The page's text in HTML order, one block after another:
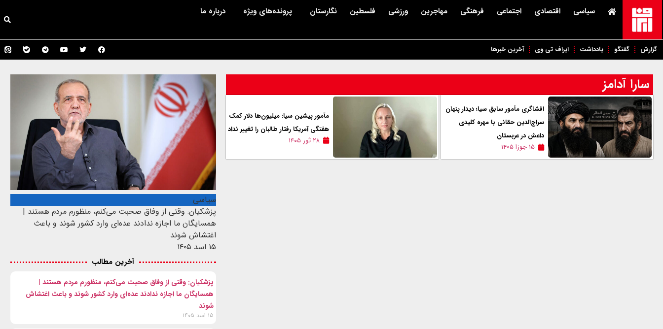
سیاسی اقتصادی اجتماعی فرهنگی مهاجرین ورزشی فلسطین نگارستان پرونده‌های ویژه درباره ما
گزارش گفتگو یادداشت ایراف تی وی آخرین خبرها
سارا آدامز
افشاگری مأمور سابق سیا؛ دیدار پنهان
سراج‌الدین حقانی با مهره کلیدی
داعش در عربستان
۱۵ جوزا ۱۴۰۵
مأمور پیشین سیا: میلیون‌ها دلار کمک
هفتگی آمریکا رفتار طالبان را تغییر نداد
۲۸ ثور ۱۴۰۵
سیاسی
پزشکیان: وقتی از وفاق صحبت می‌کنم، منظورم مردم هستند |
همسایگان ما اجازه ندادند عده‌ای وارد کشور شوند و باعث
اغتشاش شوند
۱۵ اسد ۱۴۰۵
آخرین مطالب
پزشکیان: وقتی از وفاق صحبت می‌کنم، منظورم مردم هستند |
همسایگان ما اجازه ندادند عده‌ای وارد کشور شوند و باعث اغتشاش
شوند
۱۵ اسد ۱۴۰۵